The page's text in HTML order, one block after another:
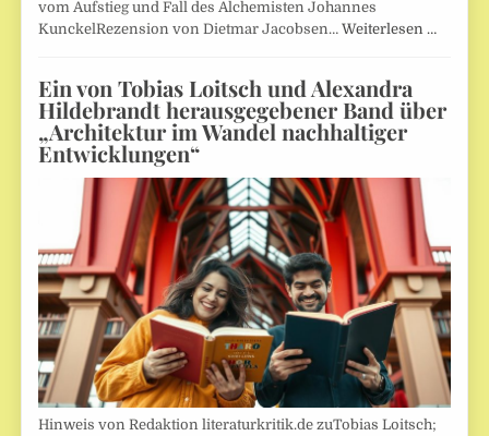
vom Aufstieg und Fall des Alchemisten Johannes
KunckelRezension von Dietmar Jacobsen…Weiterlesen …
Ein von Tobias Loitsch und Alexandra
Hildebrandt herausgegebener Band über
„Architektur im Wandel nachhaltiger
Entwicklungen“
Hinweis von Redaktion literaturkritik.de zuTobias Loitsch;